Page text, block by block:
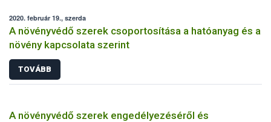
2020. február 19., szerda
A növényvédő szerek csoportosítása a hatóanyag és a
növény kapcsolata szerint
TOVÁBB
A növényvédő szerek engedélyezéséről és